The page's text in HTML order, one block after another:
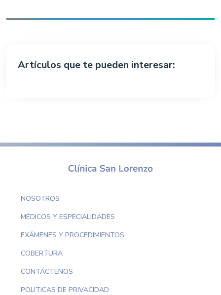
Artículos que te pueden interesar:
NOSOTROS
MÉDICOS Y ESPECIALIDADES
EXÁMENES Y PROCEDIMIENTOS
COBERTURA
CONTÁCTENOS
POLITICAS DE PRIVACIDAD